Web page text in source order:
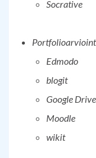
Socrative
Edmodo
blogit
Google
Moodle
wikit